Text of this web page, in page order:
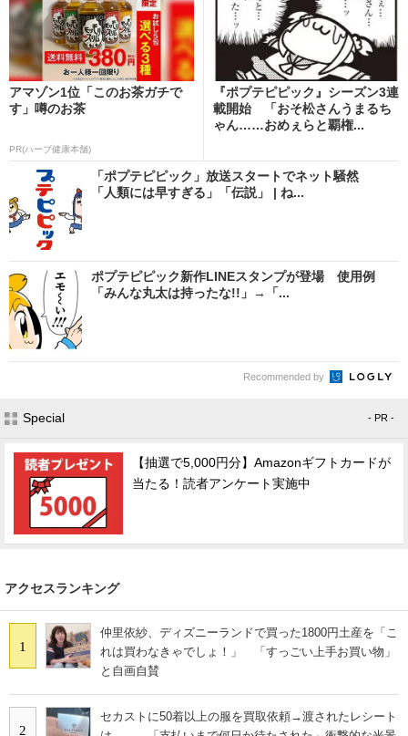
アマゾン1位「このお茶ガチで
す」噂のお茶
PR(ハーブ健康本舗)
『ポプテピピック』シーズン3連
載開始 「おそ松さんうまるち
ゃん……おめぇらと覇権...
「ポプテピピック」放送スタートでネット騒然
「人類には早すぎる」「伝説」 | ね...
ポプテピピック新作LINEスタンプが登場 使用例
「みんな丸太は持ったな!!」→「...
Recommended by
Special - PR -
【抽選で5,000円分】Amazonギフトカードが
当たる！読者アンケート実施中
アクセスランキング
1
仲里依紗、ディズニーランドで買った1800円土産を「こ
れは買わなきゃでしょ！」 「すっごい上手お買い物」
と自画自賛
2
セカストに50着以上の服を買取依頼→渡されたレシート